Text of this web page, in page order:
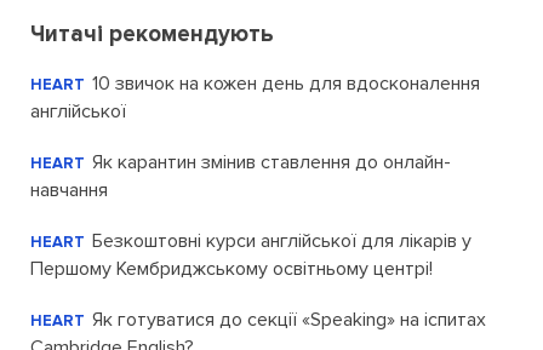
Читачі рекомендують
HEART 10 звичок на кожен день для вдосконалення
англійської
HEART Як карантин змінив ставлення до онлайн-
навчання
HEART Безкоштовні курси англійської для лікарів у
Першому Кембриджському освітньому центрі!
HEART Як готуватися до секції «Speaking» на іспитах